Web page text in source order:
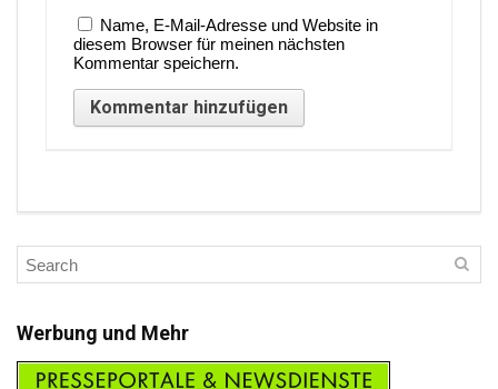
Name, E-Mail-Adresse und Website in
diesem Browser für meinen nächsten
Kommentar speichern.
Werbung und Mehr